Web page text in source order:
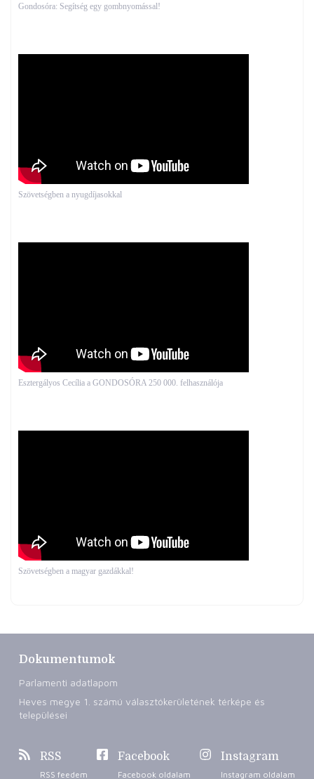
Gondosóra: Segítség egy gombnyomással!
Szövetségben a nyugdíjasokkal
Esztergályos Cecília a GONDOSÓRA 250 000. felhasználója
Szövetségben a magyar gazdákkal!
Dokumentumok
Parlamenti adatlapom
Heves megye 1. számú választókerületének térképe és
települései
RSS
RSS feedem
Facebook
Facebook oldalam
Instagram
Instagram oldalam